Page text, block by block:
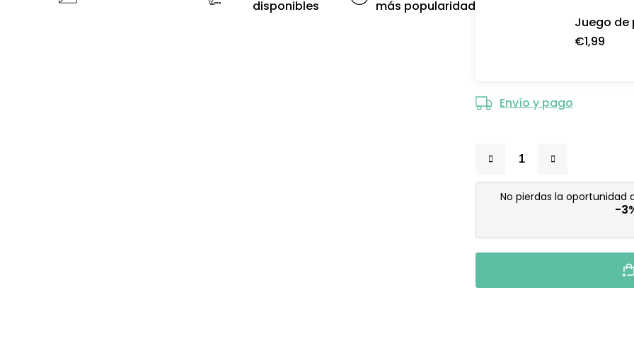
Juego de
€1,99
Envío y pago
No pierdas la
-
disponibles
más popularidad